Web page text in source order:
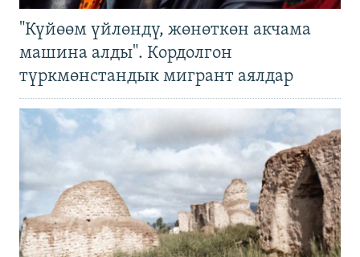
"Күйөөм үйлөндү, жөнөткөн акчама
машина алды". Кордолгон
түркмөнстандык мигрант аялдар